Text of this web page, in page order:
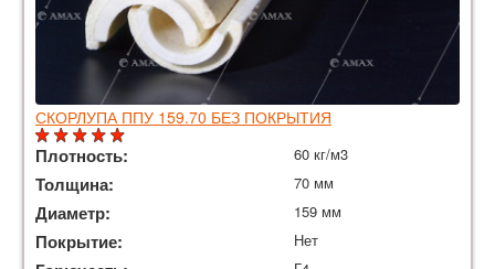
СКОРЛУПА ППУ 159.70 БЕЗ ПОКРЫТИЯ
Плотность: 60 кг/м3
Толщина: 70 мм
Диаметр: 159 мм
Покрытие: Нет